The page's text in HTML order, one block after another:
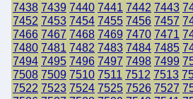
7438 7439 7440 7441 7442 7443
7452 7453 7454 7455 7456 7457
7466 7467 7468 7469 7470 7471
7480 7481 7482 7483 7484 7485
7494 7495 7496 7497 7498 7499
7508 7509 7510 7511 7512 7513
7522 7523 7524 7525 7526 7527